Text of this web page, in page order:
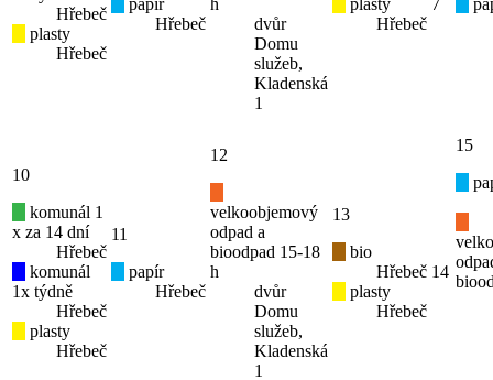
Hřebeč
plasty
Hřebeč
Hřebeč
dvůr
Domu
služeb,
Kladenská
1
Hřebeč
10
komunál 1
x za 14 dní
Hřebeč
komunál
1x týdně
Hřebeč
plasty
Hřebeč
11
papír
Hřebeč
12
velkoobjemový
odpad a
bioodpad 15-18
h
dvůr
Domu
služeb,
Kladenská
1
13
bio
Hřebeč
plasty
Hřebeč
14
15